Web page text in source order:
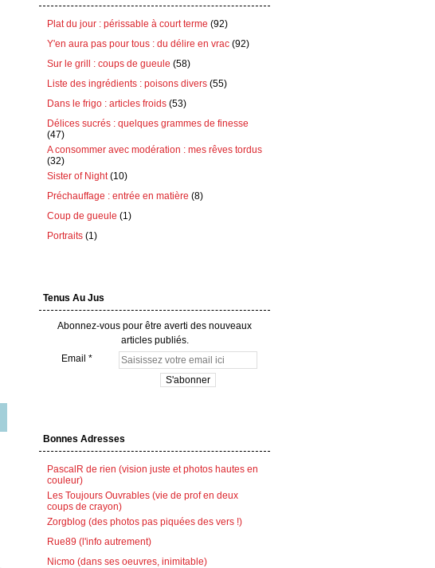
Plat du jour : périssable à court terme (92)
Y'en aura pas pour tous : du délire en vrac (92)
Sur le grill : coups de gueule (58)
Liste des ingrédients : poisons divers (55)
Dans le frigo : articles froids (53)
Délices sucrés : quelques grammes de finesse
(47)
A consommer avec modération : mes rêves tordus
(32)
Sister of Night(10)
Préchauffage : entrée en matière (8)
Coup de gueule (1)
Portraits (1)
Tenus Au Jus
Abonnez-vous pour être averti des nouveaux
articles publiés.
Email
Bonnes Adresses
PascalR de rien (vision juste et photos hautes en
couleur)
Les Toujours Ouvrables (vie de prof en deux
coups de crayon)
Zorgblog (des photos pas piquées des vers !)
Rue89 (l'info autrement)
Nicmo (dans ses oeuvres, inimitable)